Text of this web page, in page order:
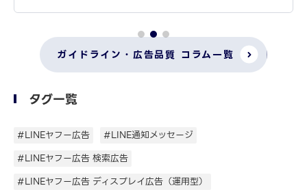
ガイドライン・広告品質 コラム一覧
タグ一覧
#LINEヤフー広告
#LINE通知メッセージ
#LINEヤフー広告 検索広告
#LINEヤフー広告 ディスプレイ広告（運用型）